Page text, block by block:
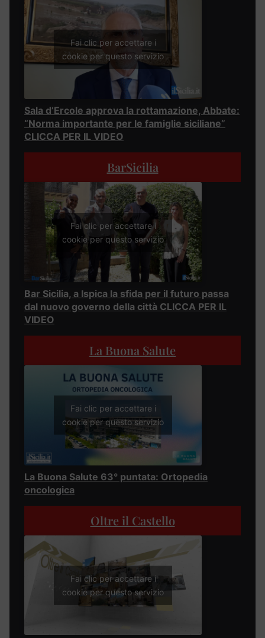
Fai clic per accettare i
cookie per questo servizio
Sala d’Ercole approva la rottamazione, Abbate:
“Norma importante per le famiglie siciliane”
CLICCA PER IL VIDEO
BarSicilia
Fai clic per accettare i
cookie per questo servizio
Bar Sicilia, a Ispica la sfida per il futuro passa
dal nuovo governo della città CLICCA PER IL
VIDEO
La Buona Salute
Fai clic per accettare i
cookie per questo servizio
La Buona Salute 63° puntata: Ortopedia
oncologica
Oltre il Castello
Fai clic per accettare i
cookie per questo servizio